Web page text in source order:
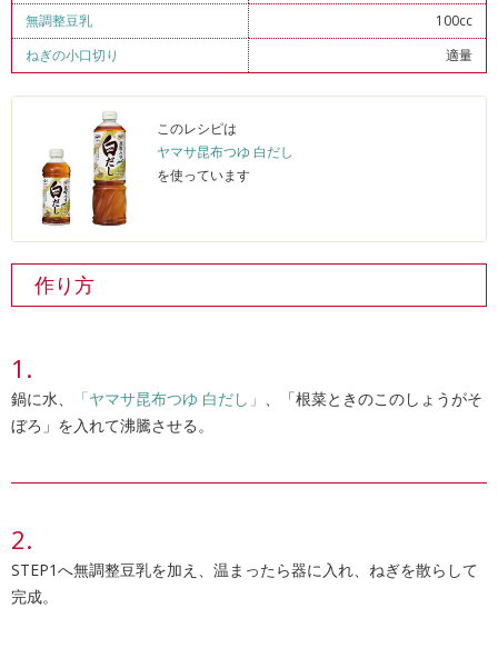
無調整豆乳
100cc
ねぎの小口切り
適量
このレシピは
ヤマサ昆布つゆ 白だし
を使っています
作り方
鍋に水、 「ヤマサ昆布つゆ 白だし」 、「根菜ときのこのしょうがそ
ぼろ」を入れて沸騰させる。
STEP1へ無調整豆乳を加え、温まったら器に入れ、ねぎを散らして
完成。